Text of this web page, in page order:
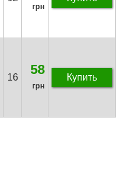
грн
16
58
грн
Купить